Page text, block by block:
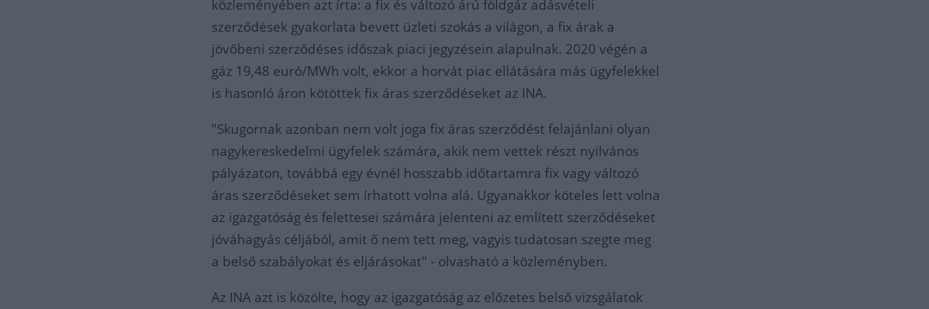
közleményében azt írta: a fix és változó árú földgáz adásvételi
szerződések gyakorlata bevett üzleti szokás a világon, a fix árak a
jövőbeni szerződéses időszak piaci jegyzésein alapulnak. 2020 végén a
gáz 19,48 euró/MWh volt, ekkor a horvát piac ellátására más ügyfelekkel
is hasonló áron kötöttek fix áras szerződéseket az INA.
"Skugornak azonban nem volt joga fix áras szerződést felajánlani olyan
nagykereskedelmi ügyfelek számára, akik nem vettek részt nyilvános
pályázaton, továbbá egy évnél hosszabb időtartamra fix vagy változó
áras szerződéseket sem írhatott volna alá. Ugyanakkor köteles lett volna
az igazgatóság és felettesei számára jelenteni az említett szerződéseket
jóváhagyás céljából, amit ő nem tett meg, vagyis tudatosan szegte meg
a belső szabályokat és eljárásokat" - olvasható a közleményben.
Az INA azt is közölte, hogy az igazgatóság az előzetes belső vizsgálatok